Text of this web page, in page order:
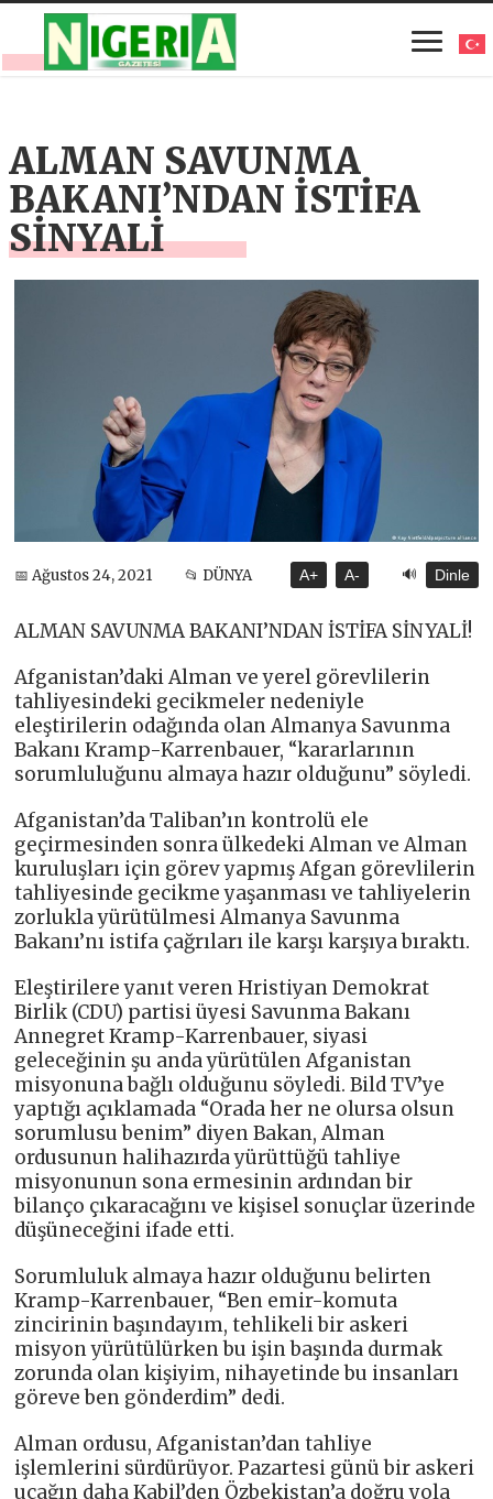
ALMAN SAVUNMA
BAKANI’NDAN İSTİFA
SİNYALİ
📅 Ağustos 24, 2021 📂 DÜNYA A+ A- 🔊 Dinle
ALMAN SAVUNMA BAKANI’NDAN İSTİFA SİNYALİ!
Afganistan’daki Alman ve yerel görevlilerin
tahliyesindeki gecikmeler nedeniyle
eleştirilerin odağında olan Almanya Savunma
Bakanı Kramp-Karrenbauer, “kararlarının
sorumluluğunu almaya hazır olduğunu” söyledi.
Afganistan’da Taliban’ın kontrolü ele
geçirmesinden sonra ülkedeki Alman ve Alman
kuruluşları için görev yapmış Afgan görevlilerin
tahliyesinde gecikme yaşanması ve tahliyelerin
zorlukla yürütülmesi Almanya Savunma
Bakanı’nı istifa çağrıları ile karşı karşıya bıraktı.
Eleştirilere yanıt veren Hristiyan Demokrat
Birlik (CDU) partisi üyesi Savunma Bakanı
Annegret Kramp-Karrenbauer, siyasi
geleceğinin şu anda yürütülen Afganistan
misyonuna bağlı olduğunu söyledi. Bild TV’ye
yaptığı açıklamada “Orada her ne olursa olsun
sorumlusu benim” diyen Bakan, Alman
ordusunun halihazırda yürüttüğü tahliye
misyonunun sona ermesinin ardından bir
bilanço çıkaracağını ve kişisel sonuçlar üzerinde
düşüneceğini ifade etti.
Sorumluluk almaya hazır olduğunu belirten
Kramp-Karrenbauer, “Ben emir-komuta
zincirinin başındayım, tehlikeli bir askeri
misyon yürütülürken bu işin başında durmak
zorunda olan kişiyim, nihayetinde bu insanları
göreve ben gönderdim” dedi.
Alman ordusu, Afganistan’dan tahliye
işlemlerini sürdürüyor. Pazartesi günü bir askeri
uçağın daha Kabil’den Özbekistan’a doğru yola